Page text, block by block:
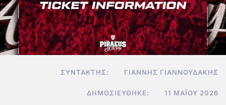
ΣΥΝΤΆΚΤΗΣ: ΓΙΆΝΝΗΣ ΓΙΑΝΝΟΥΔΆΚΗΣ
ΔΗΜΟΣΙΕΎΘΗΚΕ: 11 ΜΑΪ́ΟΥ 2026